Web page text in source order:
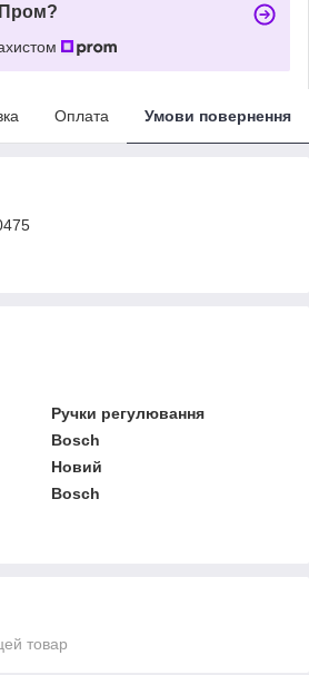
Пром?
Оплата Умови повернення
Ручки регулювання
Bosch
Новий
Bosch
товар